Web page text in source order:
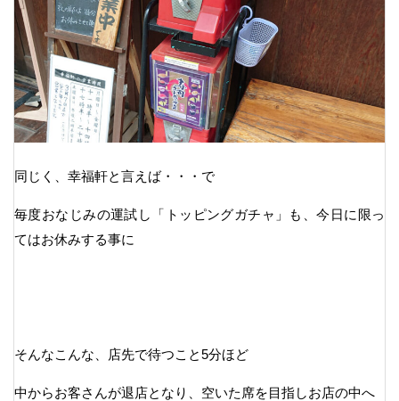
同じく、幸福軒と言えば・・・で
毎度おなじみの運試し「トッピングガチャ」も、今日に限っ
てはお休みする事に
そんなこんな、店先で待つこと5分ほど
中からお客さんが退店となり、空いた席を目指しお店の中へ